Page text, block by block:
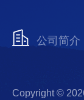
公司简介
Copyright ©